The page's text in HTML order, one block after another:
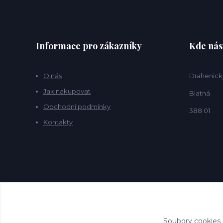
Informace pro zákazníky
O nás
Jak nakupovat
Obchodní podmínky
Kontakty
Kde
Blatná
388 01
Soubory